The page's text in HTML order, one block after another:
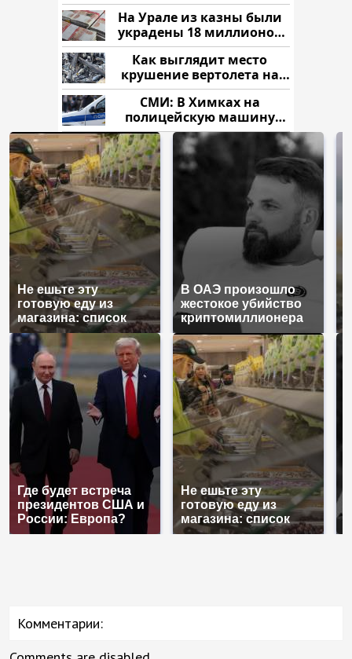
На Урале из казны были
украдены 18 миллионов
рублей
Как выглядит место
крушение вертолета на
Кавказе: смотреть
СМИ: В Химках на
полицейскую машину
напали и подожгли.
Не ешьте эту
готовую еду из
магазина: список
В ОАЭ произошло
жестокое убийство
криптомиллионера
Где будет встреча
президентов США и
России: Европа?
Не ешьте эту
готовую еду из
магазина: список
Комментарии: